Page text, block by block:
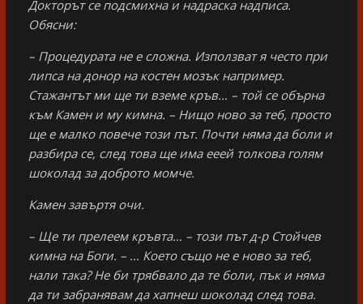
Докторът се подсмихна и надраска надписа.
Обясни:
– Процедурата не е сложна. Използват я често при
липса на донор на костен мозък например.
Стажантът ми ще ти вземе кръв… – той се обърна
към Камен и му кимна. – Нищо ново за теб, просто
ще е малко повече този път. Почти няма да боли и
разбира се, след това ще има ееей толкова голям
шоколад за доброто момче.
Камен завъртя очи.
– Ще ти прелеем кръвта… – този път д-р Стойчев
кимна на Боги. – … Което също не е ново за теб,
нали така? Не би трябвало да те боли, пък и няма
да ти забранявам да хапнеш шоколад след това.